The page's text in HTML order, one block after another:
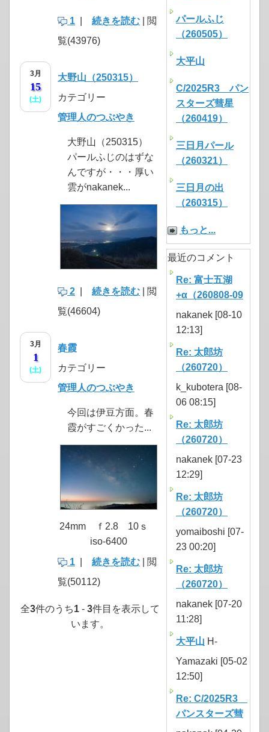
1 続きを読む | 閲
覧(43976)
3月
15
(土)
大野山（250315）
カテゴリー
管理人のつぶやき
大野山（250315）
パールふじのはずな
んですが・・・厚い
雲がnakanek...
2 続きを読む | 閲
覧(46604)
3月
1
(土)
春霞
カテゴリー
管理人のつぶやき
今回は伊豆方面。春
霞がすごくかった...
24mm ｆ2.8 10ｓ
iso-6400
1
続きを読む | 閲
覧(50112)
全3件のうち1 - 3件目を表示して
います。
パールふじ
（260505）
大平山
C/2025R3 パン
スターズ彗星
（260419）
三日月パール
（260321）
三日月の出
（260315）
もっと...
最近のコメント
Re: 富士五湖
+α（260808-09
nakanek [08-10
12:13]
Re: 太郎坊
（260720）
k_kubotera [08-
06 08:15]
Re: 太郎坊
（260720）
nakanek [07-23
12:29]
Re: 太郎坊
（260720）
yomaiboshi [07-
23 00:20]
Re: 太郎坊
（260720）
nakanek [07-20
11:28]
大平山 H-
Yamazaki [05-02
12:50]
Re: C/2025R3
パンスターズ彗